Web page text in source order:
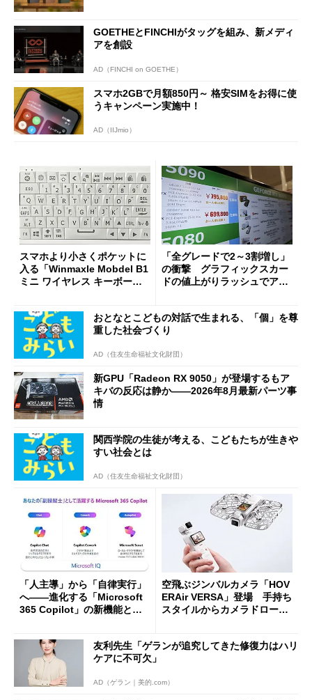
GOETHEとFINCHIがタッグを組み、新メディ
アを創設
AD（FINCHI on GOETHE）
スマホ2GBで月額850円～ 格安SIMをお得に使
うキャンペーン実施中！
AD（IIJmio）
スマホより小さくポケットに
入る「Winmaxle Mobdel B1
ミニ ワイヤレス キーボー
「全グレードで2～3割増し」
の衝撃 グラフィックスカー
ドの値上がりラッシュでアキ
おとなとこどもの対話で生まれる、「個」を尊
重した社会づくり
AD（住友生命福祉文化財団）
新GPU「Radeon RX 9050」が登場するもア
キバの反応は静か――2026年8月最新パーツ事
情
関西学院の生徒が考える、こどもたちが生きや
すい社会とは
AD（住友生命福祉文化財団）
「人主導」から「自律実行」
へ――進化する「Microsoft
365 Copilot」の新機能とエ
空飛ぶジンバルカメラ「HOV
ERAir VERSA」登場 手持ち
スタイルからカメラドローン
友利先生「ゲランが追究してきた修復力はハリ
ケアに不可欠」
AD（ゲラン｜美的.com）